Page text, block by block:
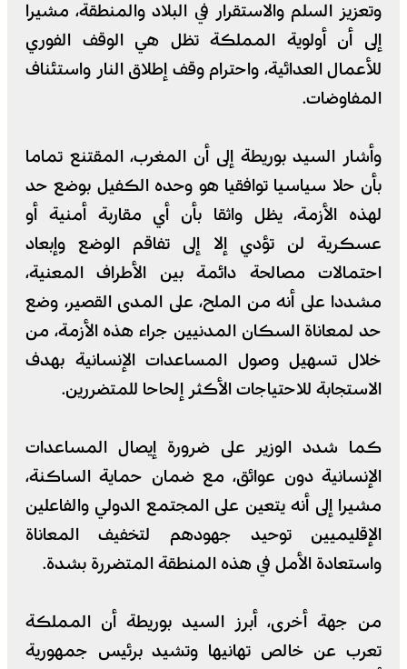
وتعزيز السلم والاستقرار في البلاد والمنطقة، مشيرا
إلى أن أولوية المملكة تظل هي الوقف الفوري
للأعمال العدائية، واحترام وقف إطلاق النار واستئناف
المفاوضات.
وأشار السيد بوريطة إلى أن المغرب، المقتنع تماما
بأن حلا سياسيا توافقيا هو وحده الكفيل بوضع حد
لهذه الأزمة، يظل واثقا بأن أي مقاربة أمنية أو
عسكرية لن تؤدي إلا إلى تفاقم الوضع وإبعاد
احتمالات مصالحة دائمة بين الأطراف المعنية،
مشددا على أنه من الملح، على المدى القصير، وضع
حد لمعاناة السكان المدنيين جراء هذه الأزمة، من
خلال تسهيل وصول المساعدات الإنسانية بهدف
الاستجابة للاحتياجات الأكثر إلحاحا للمتضررين.
كما شدد الوزير على ضرورة إيصال المساعدات
الإنسانية دون عوائق، مع ضمان حماية الساكنة،
مشيرا إلى أنه يتعين على المجتمع الدولي والفاعلين
الإقليميين توحيد جهودهم لتخفيف المعاناة
واستعادة الأمل في هذه المنطقة المتضررة بشدة.
من جهة أخرى، أبرز السيد بوريطة أن المملكة
تعرب عن خالص تهانيها وتشيد برئيس جمهورية